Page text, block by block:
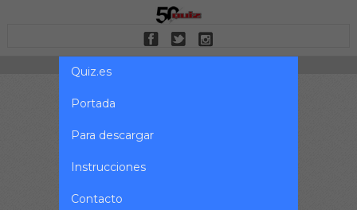
Quiz.es
Portada
Para descargar
Instrucciones
Contacto